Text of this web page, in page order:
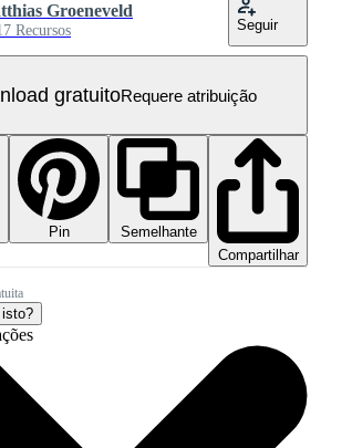
Groeneveld
Recursos Seguir
gratuitoRequere atribuição
Pin
Semelhante
Compartilhar